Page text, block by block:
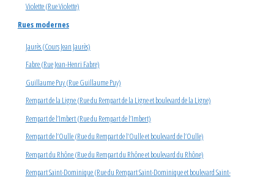
Violette (Rue Violette)
Rues modernes
Jaurès (Cours Jean Jaurès)
Fabre (Rue Jean-Henri Fabre)
Guillaume Puy (Rue Guillaume Puy)
Rempart de la Ligne (Rue du Rempart de la Ligne et boulevard de la Ligne)
Rempart de l’Imbert (Rue du Rempart de l’Imbert)
Rempart de l’Oulle (Rue du Rempart de l’Oulle et boulevard de l’Oulle)
Rempart du Rhône (Rue du Rempart du Rhône et boulevard du Rhône)
Rempart Saint-Dominique (Rue du Rempart Saint-Dominique et boulevard Saint-